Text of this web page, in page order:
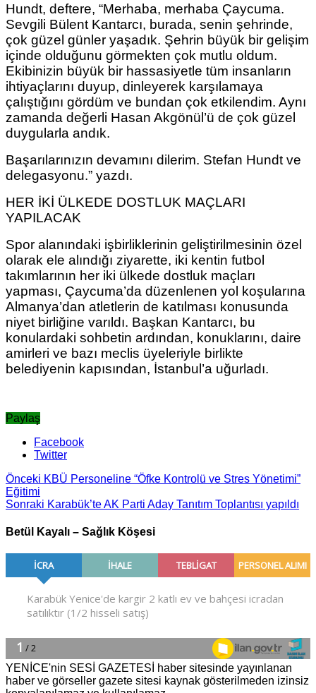
Hundt, deftere, “Merhaba, merhaba Çaycuma.
Sevgili Bülent Kantarcı, burada, senin şehrinde,
çok güzel günler yaşadık. Şehrin büyük bir gelişim
içinde olduğunu görmekten çok mutlu oldum.
Ekibinizin büyük bir hassasiyetle tüm insanların
ihtiyaçlarını duyup, dinleyerek karşılamaya
çalıştığını gördüm ve bundan çok etkilendim. Aynı
zamanda değerli Hasan Akgönül’ü de çok güzel
duygularla andık.
Başarılarınızın devamını dilerim. Stefan Hundt ve
delegasyonu.” yazdı.
HER İKİ ÜLKEDE DOSTLUK MAÇLARI
YAPILACAK
Spor alanındaki işbirliklerinin geliştirilmesinin özel
olarak ele alındığı ziyarette, iki kentin futbol
takımlarının her iki ülkede dostluk maçları
yapması, Çaycuma’da düzenlenen yol koşularına
Almanya’dan atletlerin de katılması konusunda
niyet birliğine varıldı. Başkan Kantarcı, bu
konulardaki sohbetin ardından, konuklarını, daire
amirleri ve bazı meclis üyeleriyle birlikte
belediyenin kapısından, İstanbul’a uğurladı.
Paylaş
Facebook
Twitter
Önceki KBÜ Personeline “Öfke Kontrolü ve Stres Yönetimi”
Eğitimi
Sonraki Karabük’te AK Parti Aday Tanıtım Toplantısı yapıldı
Betül Kayalı – Sağlık Köşesi
YENİCE'nin SESİ GAZETESİ haber sitesinde yayınlanan
haber ve görseller gazete sitesi kaynak gösterilmeden izinsiz